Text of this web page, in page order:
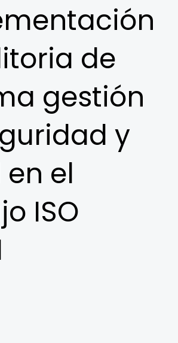
de
gestión
y
el
ISO